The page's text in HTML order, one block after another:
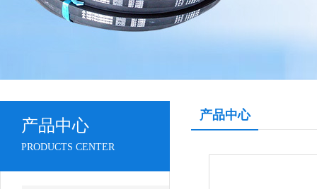
产品中心
PRODUCTS CENTER
产品中心